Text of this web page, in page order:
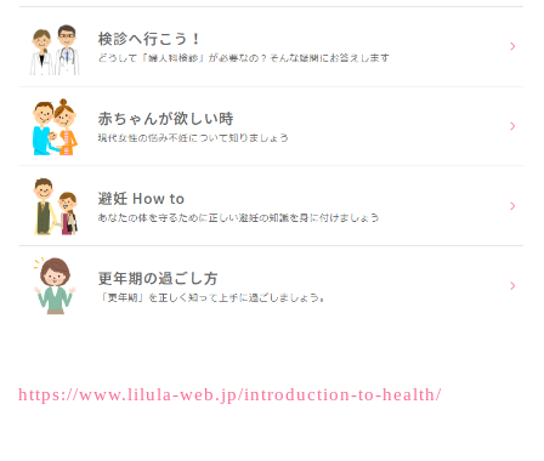
https://www.lilula-web.jp/introduction-to-health/